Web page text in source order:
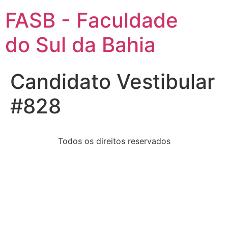
FASB - Faculdade
do Sul da Bahia
Candidato Vestibular
#828
Todos os direitos reservados